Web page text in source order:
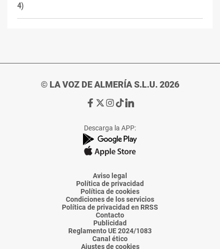
4)
© LA VOZ DE ALMERÍA S.L.U. 2026
Ir
de
La
Voz
Almería
Ir
de
La
Voz
Almería
Ir
de
La
Voz
Almería
Ir
de
La
Voz
Almería
Ir
de
La
Voz
Descarga la APP:
Aviso legal
Política de privacidad
Política de cookies
Condiciones de los servicios
Política de privacidad en RRSS
Contacto
Publicidad
Reglamento UE 2024/1083
Canal ético
Ajustes de cookies